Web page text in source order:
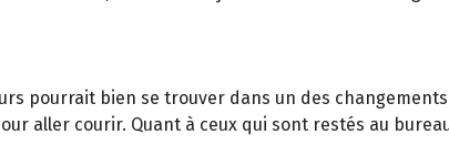
pourrait bien se trouver dans un des
aller courir. Quant à ceux qui sont restés au